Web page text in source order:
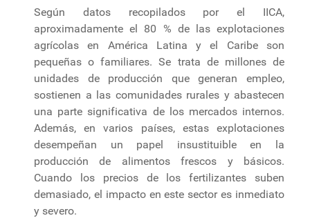
Según datos recopilados por el IICA,
aproximadamente el 80 % de las explotaciones
agrícolas en América Latina y el Caribe son
pequeñas o familiares. Se trata de millones de
unidades de producción que generan empleo,
sostienen a las comunidades rurales y abastecen
una parte significativa de los mercados internos.
Además, en varios países, estas explotaciones
desempeñan un papel insustituible en la
producción de alimentos frescos y básicos.
Cuando los precios de los fertilizantes suben
demasiado, el impacto en este sector es inmediato
y severo.